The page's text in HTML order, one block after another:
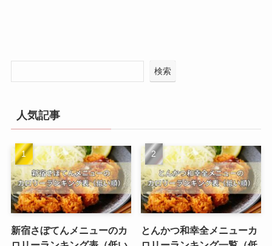
検索
人気記事
新宿さぼてんメニューのカ
とんかつ和幸全メニューカ